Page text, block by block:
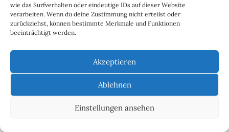
wie das Surfverhalten oder eindeutige IDs auf dieser Website
verarbeiten. Wenn du deine Zustimmung nicht erteilst oder
zurückziehst, können bestimmte Merkmale und Funktionen
beeinträchtigt werden.
Akzeptieren
Ablehnen
Einstellungen ansehen
Namibian Sci-Fi – Die Wächter von Köcher Prime 125,-